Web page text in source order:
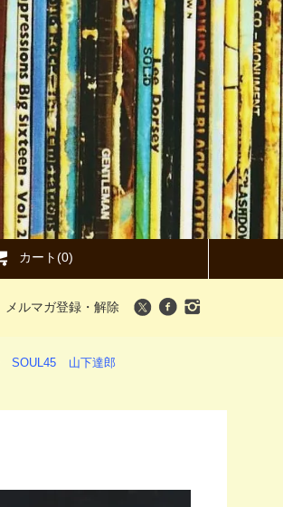
カート(0)
メルマガ登録・解除
SOUL45
山下達郎